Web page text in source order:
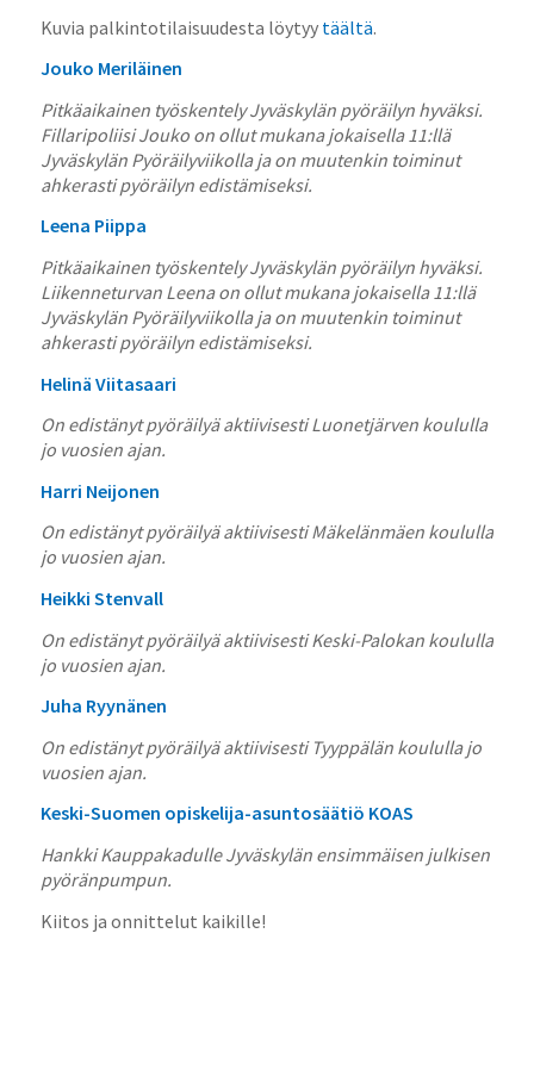
Kuvia palkintotilaisuudesta löytyy täältä.
Jouko Meriläinen
Pitkäaikainen työskentely Jyväskylän pyöräilyn hyväksi.
Fillaripoliisi Jouko on ollut mukana jokaisella 11:llä
Jyväskylän Pyöräilyviikolla ja on muutenkin toiminut
ahkerasti pyöräilyn edistämiseksi.
Leena Piippa
Pitkäaikainen työskentely Jyväskylän pyöräilyn hyväksi.
Liikenneturvan Leena on ollut mukana jokaisella 11:llä
Jyväskylän Pyöräilyviikolla ja on muutenkin toiminut
ahkerasti pyöräilyn edistämiseksi.
Helinä Viitasaari
On edistänyt pyöräilyä aktiivisesti Luonetjärven koululla
jo vuosien ajan.
Harri Neijonen
On edistänyt pyöräilyä aktiivisesti Mäkelänmäen koululla
jo vuosien ajan.
Heikki Stenvall
On edistänyt pyöräilyä aktiivisesti Keski-Palokan koululla
jo vuosien ajan.
Juha Ryynänen
On edistänyt pyöräilyä aktiivisesti Tyyppälän koululla jo
vuosien ajan.
Keski-Suomen opiskelija-asuntosäätiö KOAS
Hankki Kauppakadulle Jyväskylän ensimmäisen julkisen
pyöränpumpun.
Kiitos ja onnittelut kaikille!